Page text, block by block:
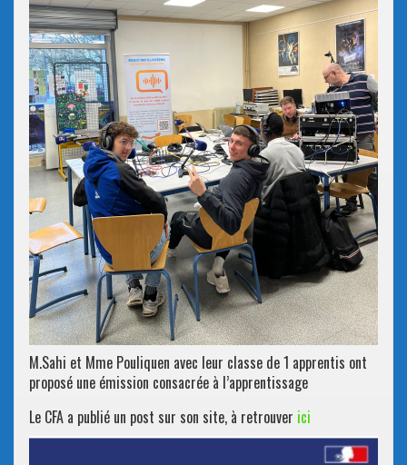
M.Sahi et Mme Pouliquen avec leur classe de 1 apprentis ont
proposé une émission consacrée à l’apprentissage
Le CFA a publié un post sur son site, à retrouver ici